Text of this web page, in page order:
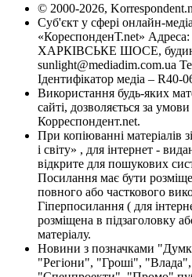
© 2000-2026,
Суб'єкт у сфері онлайн-
«КореспонденТ.net» Адреса:
ХАРКІВСЬКЕ ШОСЕ,
sunlight@mediadim.com.ua
Ідентифікатор медіа – R40-
Використання будь-яких
сайті, дозволяється за
Корреспондент.net.
При копіюванні матеріалів
і світу» , для інтернет -
відкрите для пошукових
Посилання має бути
повного або часткового
Гіперпосилання ( для
розміщена в підзаголовку
матеріалу.
Новини з позначками
"Регіони", "Гроші",